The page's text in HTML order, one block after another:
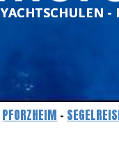
YACHTSCHULEN -
PFORZHEIM -